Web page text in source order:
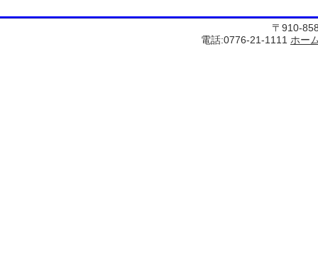
〒910-
電話:0776-21-1111 ホー